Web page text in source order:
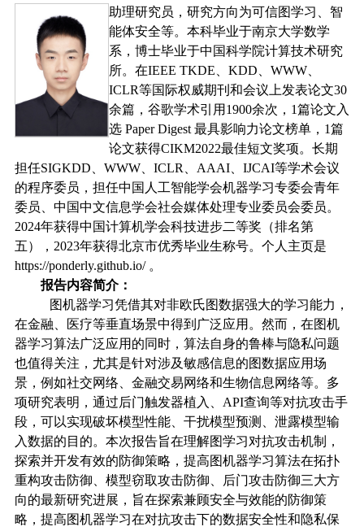
助理研究员，研究方向为可信图学习、智
能体安全等。本科毕业于南京大学数学
系，博士毕业于中国科学院计算技术研究
所。在IEEE TKDE KDD WWW
ICLR等国际权威期刊和会议上发表论文30
余篇，谷歌学术引用 1900余次， 1篇论文入
选 Paper Digest 最具影响力论文榜单， 1篇
论文获得CIKM2022最佳短文奖项。长期
担任SIGKDD WWW ICLR AAAI IJCAI等学术会议
的程序委员，担任中国人工智能学会机器学习专委会青年
委员、中国中文信息学会社会媒体处理专业委员会委员。
2024年获得中国计算机学会科技进步二等奖（排名第
五）， 2023年获得北京市优秀毕业生称号。个人主页是
https://ponderly.github.io/ 。
报告内容简介：
图机器学习凭借其对非欧氏图数据强大的学习能力，
在金融、医疗等垂直场景中得到广泛应用。然而，在图机
器学习算法广泛应用的同时，算法自身的鲁棒与隐私问题
也值得关注，尤其是针对涉及敏感信息的图数据应用场
景，例如社交网络、金融交易网络和生物信息网络等。多
项研究表明，通过后门触发器植入、 API查询等对抗攻击手
段，可以实现破坏模型性能、干扰模型预测、泄露模型输
入数据的目的。本次报告旨在理解图学习对抗攻击机制，
探索并开发有效的防御策略，提高图机器学习算法在拓扑
重构攻击防御、模型窃取攻击防御、后门攻击防御三大方
向的最新研究进展，旨在探索兼顾安全与效能的防御策
略，提高图机器学习在对抗攻击下的数据安全性和隐私保